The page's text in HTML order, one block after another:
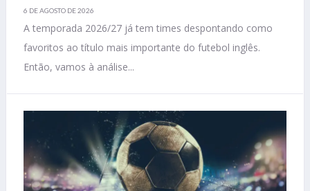
6 DE AGOSTO DE 2026
A temporada 2026/27 já tem times despontando como
favoritos ao título mais importante do futebol inglês.
Então, vamos à análise...